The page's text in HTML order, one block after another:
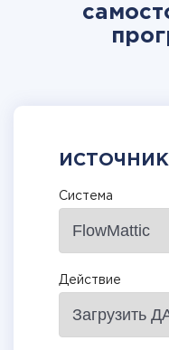
Система
Действие